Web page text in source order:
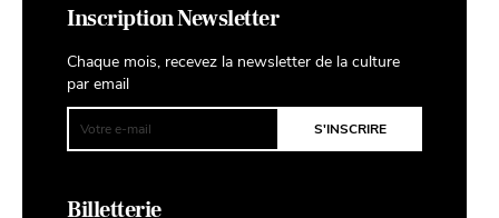
Inscription Newsletter
Chaque mois, recevez la newsletter de la culture
par email
Billetterie